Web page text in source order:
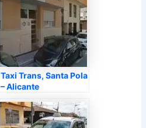
Taxi Trans, Santa Pola
– Alicante